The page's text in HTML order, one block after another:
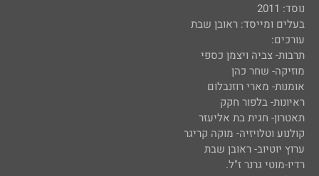
נוסד: 2011
בעלים ומייסד: ראובן שבת
עורכים:
תרבות- צביה ויצמן כספי
מוזיקה- שחר כהן
אומנות- מארי רוזנבלום
ראיונות- בלפור חקק
תאטרון- חגית בת אליעזר
קולנוע וטלויזיה- מוקה קריגר
ערוץ יוטיוב- ראובן שבת
רדיו-מוטי גרנר ז"ל.